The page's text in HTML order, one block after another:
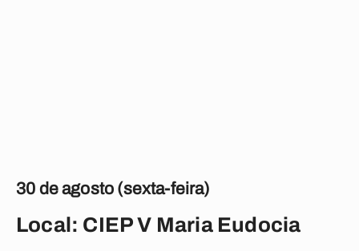
30 de agosto (sexta-feira)
Local: CIEP V Maria Eudocia